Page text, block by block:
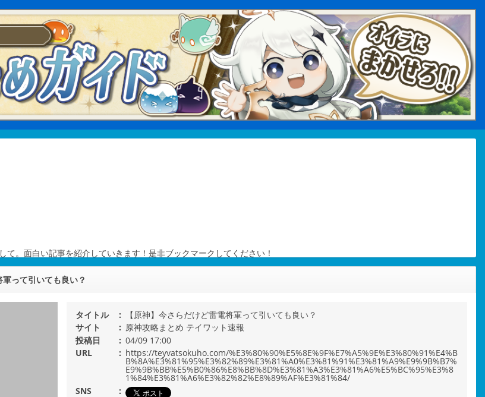
て。面白い記事を紹介していきます！是非ブックマークしてください！
軍って引いても良い？
タイトル
【原神】今さらだけど雷電将軍って引いても良い？
サイト
原神攻略まとめ テイワット速報
投稿日
04/09 17:00
URL
https://teyvatsokuho.com/%E3%80%90%E5%8E%9F%E7%A5%9E%E3%80%91%E4%B
B%8A%E3%81%95%E3%82%89%E3%81%A0%E3%81%91%E3%81%A9%E9%9B%B7%
E9%9B%BB%E5%B0%86%E8%BB%8D%E3%81%A3%E3%81%A6%E5%BC%95%E3%8
1%84%E3%81%A6%E3%82%82%E8%89%AF%E3%81%84/
SNS